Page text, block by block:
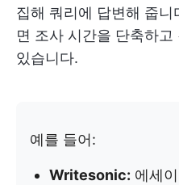
집해 쿼리에 답변해 줍
면 조사 시간을 단축하
있습니다.
예를 들어:
Writesonic: 에세